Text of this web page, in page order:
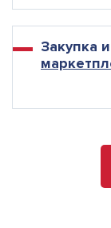
Закупка